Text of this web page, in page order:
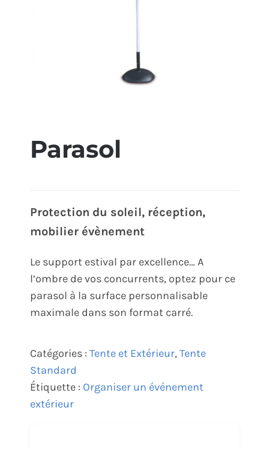
Parasol
Protection du soleil, réception,
mobilier évènement
Le support estival par excellence… A
l’ombre de vos concurrents, optez pour ce
parasol à la surface personnalisable
maximale dans son format carré.
Catégories : Tente et Extérieur,Tente
Standard
Étiquette : Organiser un événement
extérieur